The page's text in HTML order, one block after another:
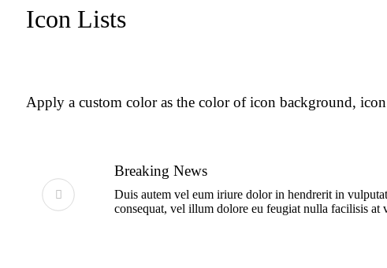
Icon Lists
Apply a custom color as the color of icon background,
Breaking News
Duis autem vel eum iriure dolor in hendrerit in
consequat, vel illum dolore eu feugiat nulla facilisis at